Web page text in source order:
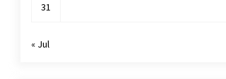
31
« Jul